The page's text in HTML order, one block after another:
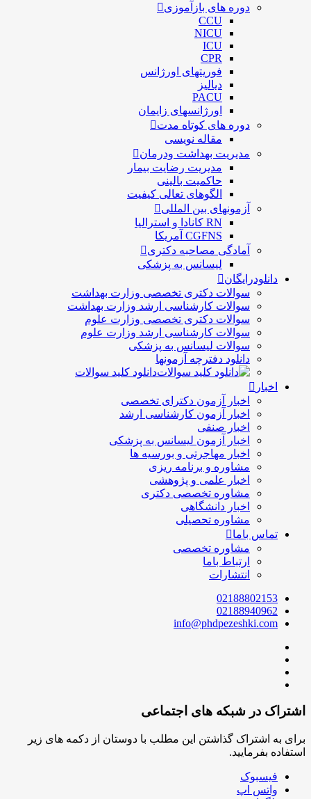
دوره های بازآموزی
CCU
NICU
ICU
CPR
فوریتهای اورژانس
دیالیز
PACU
اورژانسهای زایمان
دوره های کوتاه مدت
مقاله نویسی
مدیریت بهداشت ودرمان
مديريت رضايت بيمار
حاكميت بالينی
الگوهای تعالی کيفيت
آزمونهای بین المللی
RN کانادا و استرالیا
CGFNS آمریکا
آمادگی مصاحبه دکتری
لیسانس به پزشکی
دانلودرایگان
سوالات دکتری تخصصی وزارت بهداشت
سوالات کارشناسی ارشد وزارت بهداشت
سوالات دکتری تخصصی وزارت علوم
سوالات کارشناسی ارشد وزارت علوم
سوالات لیسانس به پزشکی
دانلود دفترچه آزمونها
دانلود کلید سوالات
اخبار
اخبار آزمون دکترای تخصصی
اخبار آزمون کارشناسی ارشد
اخبار صنفی
اخبار آزمون لیسانس به پزشکی
اخبار مهاجرتی و بورسیه ها
مشاوره و برنامه ریزی
اخبار علمی و پژوهشی
مشاوره تخصصی دکتری
اخبار دانشگاهی
مشاوره تحصیلی
تماس باما
مشاوره تخصصی
ارتباط باما
انتشارات
02188802153
02188940962
info@phdpezeshki.com
اشتراک در شبکه های اجتماعی
برای به اشتراک گذاشتن این مطلب با دوستان از دکمه های زیر
استفاده بفرمایید.
فیسبوک
واتس اپ